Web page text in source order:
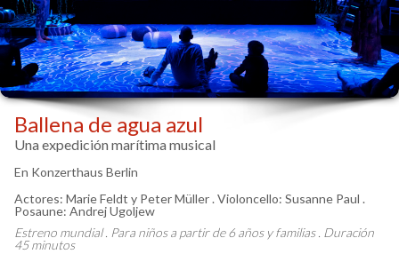
Ballena de agua azul
Una expedición marítima musical
En Konzerthaus Berlin
Actores: Marie Feldt y Peter Müller . Violoncello: Susanne Paul .
Posaune: Andrej Ugoljew
Estreno mundial . Para niños a partir de 6 años y familias . Duración
45 minutos